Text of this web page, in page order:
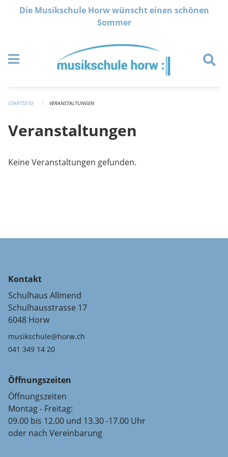
Navigation überspringen
Die Musikschule Horw wünscht einen schönen
Sommer
STARTSEITE VERANSTALTUNGEN
Veranstaltungen
Keine Veranstaltungen gefunden.
Kontakt
Schulhaus Allmend
Schulhausstrasse 17
6048 Horw
musikschule@horw.ch
041 349 14 20
Öffnungszeiten
Öffnungszeiten
Montag - Freitag:
09.00 bis 12.00 und 13.30 -17.00 Uhr
oder nach Vereinbarung